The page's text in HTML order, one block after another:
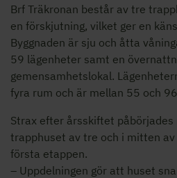
Brf Träkronan består av tre
en förskjutning, vilket ger en
Byggnaden är sju och åtta
59 lägenheter samt en
gemensamhetslokal.
fyra rum och är mellan 55 och
Strax efter årsskiftet
trapphuset av tre och i mitten
första etappen.
– Uppdelningen gör att huset